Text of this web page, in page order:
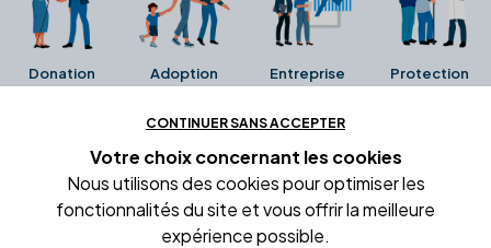
Donation Adoption Entreprise Protection
Ces avis proviennent directement de la fiche Google
Business de l'office notarial. Ils n'ont ni été collectés ni
été vérifiés par Alexia.fr.
CONTINUER SANS ACCEPTER
Votre choix concernant les cookies
Nous utilisons des cookies pour optimiser les
fonctionnalités du site et vous offrir la meilleure
expérience possible.